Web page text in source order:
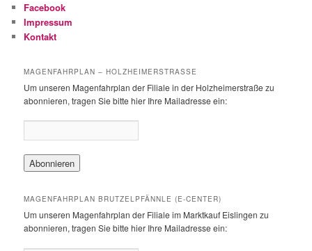
n
Facebook
Impressum
Kontakt
MAGENFAHRPLAN – HOLZHEIMERSTRASSE
Um unseren Magenfahrplan der Filiale in der Holzheimerstraße zu
abonnieren, tragen Sie bitte hier Ihre Mailadresse ein:
MAGENFAHRPLAN BRUTZELPFÄNNLE (E-CENTER)
Um unseren Magenfahrplan der Filiale im Marktkauf Eislingen zu
abonnieren, tragen Sie bitte hier Ihre Mailadresse ein: